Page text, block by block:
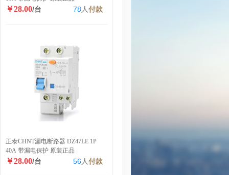
￥28.00/台 78 人付款
正泰CHNT漏电断路器 DZ47LE 1P
40A 带漏电保护 原装正品
￥28.00/台 56人付款